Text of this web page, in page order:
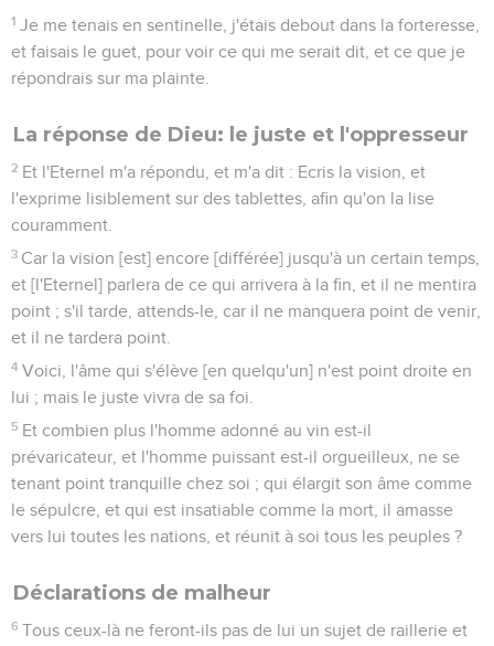
1 Je me tenais en sentinelle, j'étais debout dans la forteresse,
et faisais le guet, pour voir ce qui me serait dit, et ce que je
répondrais sur ma plainte.
La réponse de Dieu: le juste et l'oppresseur
2 Et l'Eternel m'a répondu, et m'a dit : Ecris la vision, et
l'exprime lisiblement sur des tablettes, afin qu'on la lise
couramment.
3 Car la vision [est] encore [différée] jusqu'à un certain temps,
et [l'Eternel] parlera de ce qui arrivera à la fin, et il ne mentira
point ; s'il tarde, attends-le, car il ne manquera point de venir,
et il ne tardera point.
4 Voici, l'âme qui s'élève [en quelqu'un] n'est point droite en
lui ; mais le juste vivra de sa foi.
5 Et combien plus l'homme adonné au vin est-il
prévaricateur, et l'homme puissant est-il orgueilleux, ne se
tenant point tranquille chez soi ; qui élargit son âme comme
le sépulcre, et qui est insatiable comme la mort, il amasse
vers lui toutes les nations, et réunit à soi tous les peuples ?
Déclarations de malheur
6 Tous ceux-là ne feront-ils pas de lui un sujet de raillerie et